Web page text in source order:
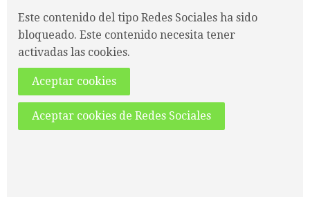
Este contenido del tipo Redes Sociales ha sido
bloqueado. Este contenido necesita tener
activadas las cookies.
Aceptar cookies
Aceptar cookies de Redes Sociales